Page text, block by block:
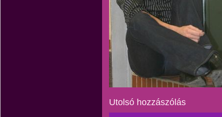
Utolsó hozzászólás